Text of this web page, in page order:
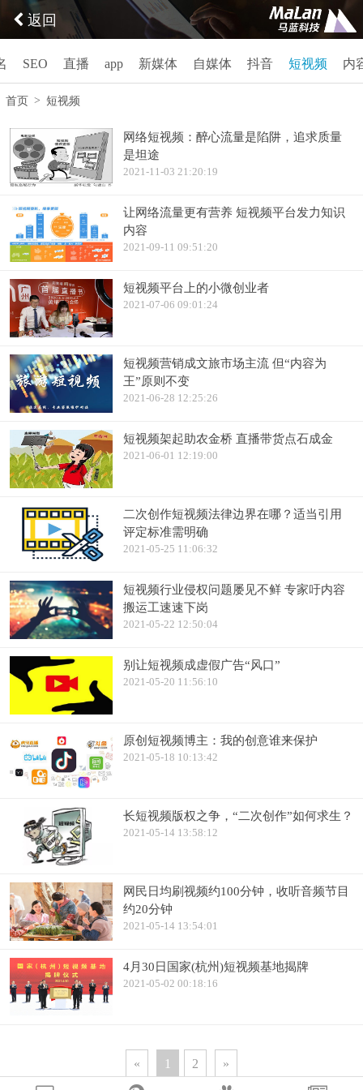
返回
SEO 直播 app 新媒体 自媒体 抖音 短视频 内
首页 > 短视频
网络短视频：醉心流量是陷阱，追求质量
是坦途
2021-11-03 21:20:19
让网络流量更有营养 短视频平台发力知识
内容
2021-09-11 09:51:20
短视频平台上的小微创业者
2021-07-06 09:01:24
短视频营销成文旅市场主流 但“内容为
王”原则不变
2021-06-28 12:25:26
短视频架起助农金桥 直播带货点石成金
2021-06-01 12:19:00
二次创作短视频法律边界在哪？适当引用
评定标准需明确
2021-05-25 11:06:32
短视频行业侵权问题屡见不鲜 专家吁内容
搬运工速速下岗
2021-05-22 12:50:04
别让短视频成虚假广告“风口”
2021-05-20 11:56:10
原创短视频博主：我的创意谁来保护
2021-05-18 10:13:42
长短视频版权之争，“二次创作”如何求生？
2021-05-14 13:58:12
网民日均刷视频约100分钟，收听音频节目
约20分钟
2021-05-14 13:54:01
4月30日国家(杭州)短视频基地揭牌
2021-05-02 00:18:16
« 1 2 »